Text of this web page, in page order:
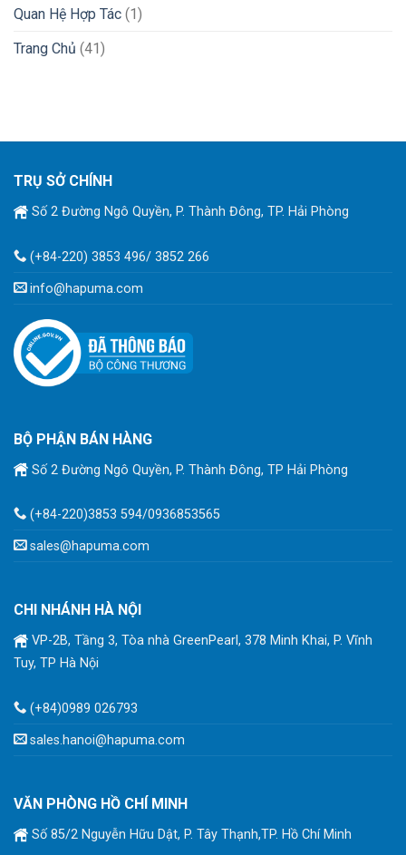
Quan Hệ Hợp Tác (1)
Trang Chủ (41)
TRỤ SỞ CHÍNH
Số 2 Đường Ngô Quyền, P. Thành Đông, TP. Hải Phòng
(+84-220) 3853 496/ 3852 266
info@hapuma.com
BỘ PHẬN BÁN HÀNG
Số 2 Đường Ngô Quyền, P. Thành Đông, TP Hải Phòng
(+84-220)3853 594/0936853565
sales@hapuma.com
CHI NHÁNH HÀ NỘI
VP-2B, Tầng 3, Tòa nhà GreenPearl, 378 Minh Khai, P. Vĩnh
Tuy, TP Hà Nội
(+84)0989 026793
sales.hanoi@hapuma.com
VĂN PHÒNG HỒ CHÍ MINH
Số 85/2 Nguyễn Hữu Dật, P. Tây Thạnh,TP. Hồ Chí Minh